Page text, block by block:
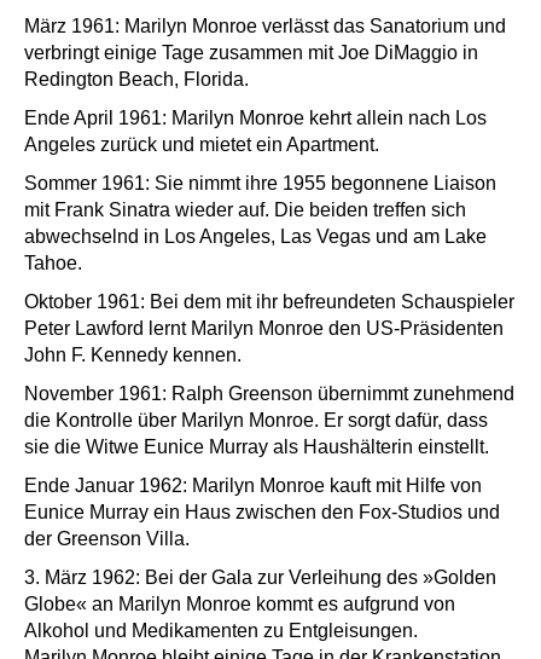
März 1961: Marilyn Monroe verlässt das Sanatorium und
verbringt einige Tage zusammen mit Joe DiMaggio in
Redington Beach, Florida.
Ende April 1961: Marilyn Monroe kehrt allein nach Los
Angeles zurück und mietet ein Apartment.
Sommer 1961: Sie nimmt ihre 1955 begonnene Liaison
mit Frank Sinatra wieder auf. Die beiden treffen sich
abwechselnd in Los Angeles, Las Vegas und am Lake
Tahoe.
Oktober 1961: Bei dem mit ihr befreundeten Schauspieler
Peter Lawford lernt Marilyn Monroe den US-Präsidenten
John F. Kennedy kennen.
November 1961: Ralph Greenson übernimmt zunehmend
die Kontrolle über Marilyn Monroe. Er sorgt dafür, dass
sie die Witwe Eunice Murray als Haushälterin einstellt.
Ende Januar 1962: Marilyn Monroe kauft mit Hilfe von
Eunice Murray ein Haus zwischen den Fox-Studios und
der Greenson Villa.
3. März 1962: Bei der Gala zur Verleihung des »Golden
Globe« an Marilyn Monroe kommt es aufgrund von
Alkohol und Medikamenten zu Entgleisungen.